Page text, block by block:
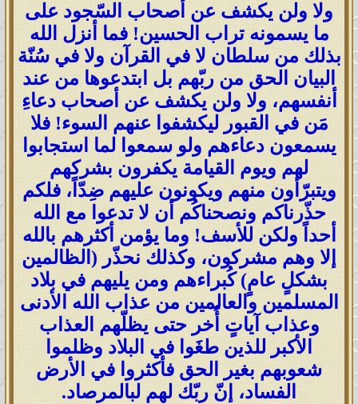
ولا ولن يكشف عن أصحاب السّجود على
ما يسمونه تراب الحسين! فما أنزل الله
بذلك من سلطان لا في القرآن ولا في سُنّة
البيان الحق من ربّهم بل ابتدعوها من عند
أنفسهم، ولا ولن يكشف عن أصحاب دعاءِ
مَن في القبور ليكشفوا عنهم السوء! فلا
يسمعون دعاءهم ولو سمعوا لما استجابوا
لهم ويوم القيامة يكفرون بشركهم
ويتبرّأون منهم ويكونون عليهم ضِدّاً، فلكم
حذّرناكم ونصحناكُم أن لا تدعوا مع الله
أحداً ولكن للأسف! وما يؤمن أكثرهم بالله
إلا وهم مشركون، وكذلك نحذّر (الظالمين
بشكلٍ عامٍ) كُبراءهم ومن يليهم في بلاد
المسلمين والعالمين من عذاب الله الأدنى
وعذاب آياتٍ أُخر حتى يظلّهم العذاب
الأكبر للذين طغَوا في البلاد وظلموا
شعوبهم بغير الحق فأكثروا في الأرض
الفساد، إنّ ربّك لهم لبالمرصاد.